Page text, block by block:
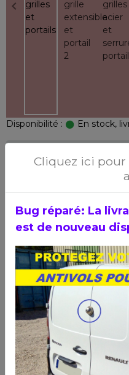
Disponibilité : En stock,
44,00€ HT
Ajouter au panier
État du produit :Neuf
Fabricant : IFAM
Antivol en U
Avantages:
L’antivol en U Pole 100
Cliquez ici
Bug réparé: La
est de nouveau